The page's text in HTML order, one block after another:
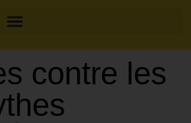
contre les